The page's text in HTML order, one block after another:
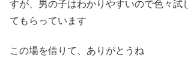
すが、男の子はわかりやすいので色々試
てもらっています
この場を借りて、ありがとうね